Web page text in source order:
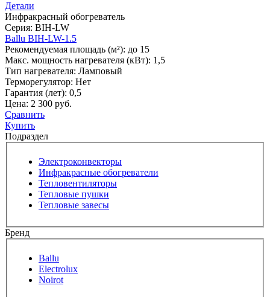
Детали
Инфракрасный обогреватель
Серия: BIH-LW
Ballu BIH-LW-1.5
Рекомендуемая площадь (м²): до 15
Макс. мощность нагревателя (кВт): 1,5
Тип нагревателя: Ламповый
Терморегулятор: Нет
Гарантия (лет): 0,5
Цена: 2 300 руб.
Сравнить
Купить
Подраздел
Электроконвекторы
Инфракрасные обогреватели
Тепловентиляторы
Тепловые пушки
Тепловые завесы
Бренд
Ballu
Electrolux
Noirot